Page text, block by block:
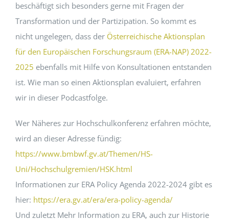
beschäftigt sich besonders gerne mit Fragen der
Transformation und der Partizipation. So kommt es
nicht ungelegen, dass der Österreichische Aktionsplan
für den Europäischen Forschungsraum (ERA-NAP) 2022-
2025 ebenfalls mit Hilfe von Konsultationen entstanden
ist. Wie man so einen Aktionsplan evaluiert, erfahren
wir in dieser Podcastfolge.
Wer Näheres zur Hochschulkonferenz erfahren möchte,
wird an dieser Adresse fündig:
https://www.bmbwf.gv.at/Themen/HS-
Uni/Hochschulgremien/HSK.html
Informationen zur ERA Policy Agenda 2022-2024 gibt es
hier: https://era.gv.at/era/era-policy-agenda/
Und zuletzt Mehr Information zu ERA, auch zur Historie